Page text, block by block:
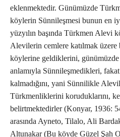
eklenmektedir. Günümüzde
köylerin Sünnileşmesi bunun en
yüzyılın başında Türkmen Alevi
Alevilerin cemlere katılmak
köylerine geldiklerini,
anlamıyla Sünnileşmedikleri,
kalmadığını, yani Sünnilikle
Türkmenliklerini koruduklarını,
belirtmektedirler (Konyar, 1936:
arasında Ayneto, Tilalo, Ali
Altunakar (Bu köyde Güzel Şah